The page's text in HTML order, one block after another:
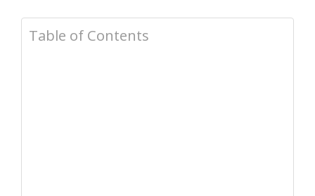
Table of Contents